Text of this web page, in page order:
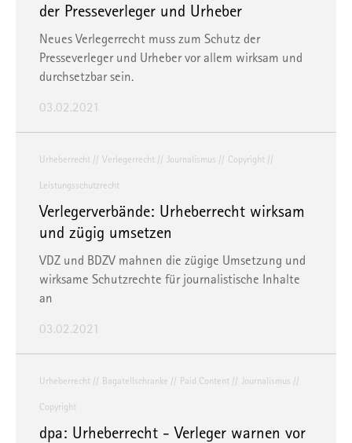
der Presseverleger und Urheber
Neues Verlegerrecht muss zum Schutz der
Presseverleger und Urheber vor allem wirksam und
durchsetzbar sein.
03.02.2021
Urheberrecht Verlegerrecht Journalismus Copyright
Leistungsschutzrecht
Verlegerverbände: Urheberrecht wirksam
und zügig umsetzen
VDZ und BDZV mahnen die zügige Umsetzung und
wirksame Schutzrechte für journalistische Inhalte
an
03.02.2021
Urheberrecht Bagatellschranke Paid Content Journalismus
Copyright
dpa: Urheberrecht - Verleger warnen vor